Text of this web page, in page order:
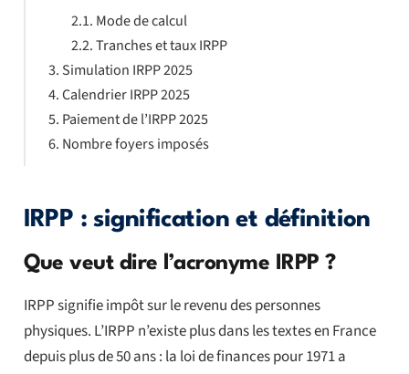
IRPP : signification et définition
Que veut dire l’acronyme IRPP ?
IRPP signifie impôt sur le revenu des personnes
physiques. L’IRPP n’existe plus dans les textes en France
depuis plus de 50 ans : la loi de finances pour 1971 a
Mode de calcul
Tranches et taux IRPP
Simulation IRPP 2025
Calendrier IRPP 2025
Paiement de l’IRPP 2025
Nombre foyers imposés